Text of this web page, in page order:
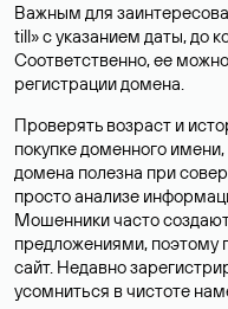
Важным для
till» с указанием даты, до
Соответственно, ее
регистрации домена.
Проверять возраст и
покупке доменного
домена полезна при
просто анализе
Мошенники часто
предложениями, поэтому
сайт. Недавно
усомниться в чистоте